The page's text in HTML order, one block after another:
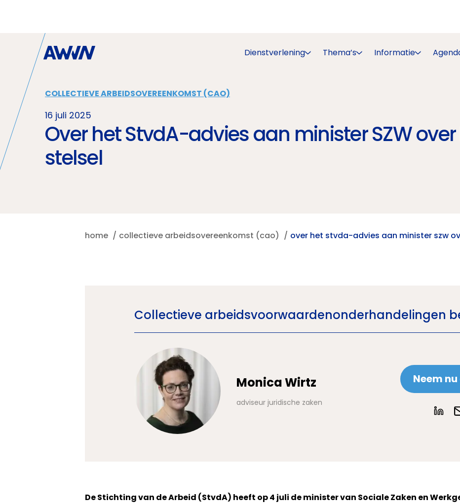
Dienstverlening Thema’s Informatie
COLLECTIEVE ARBEIDSOVEREENKOMST (CAO)
16 juli 2025
Over het StvdA-advies aan minister SZW
stelsel
home collectieve arbeidsovereenkomst (cao) over het stvda-advies aan minister szw
Collectieve arbeidsvoorwaardenonderhandelingen
Monica Wirtz
adviseur juridische zaken
Neem
De Stichting van de Arbeid (StvdA) heeft op 4 juli de minister van Sociale Zaken en